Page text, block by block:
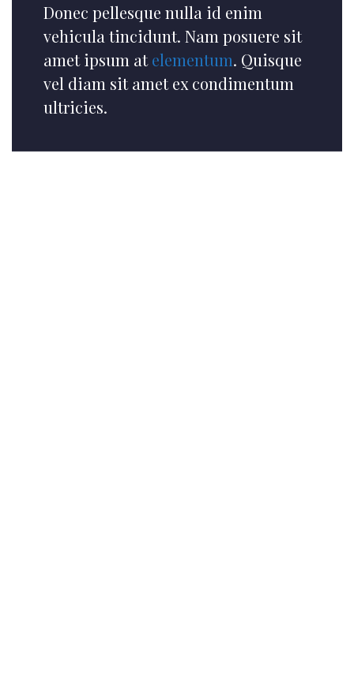
Donec pellesque nulla id enim
vehicula tincidunt. Nam posuere sit
amet ipsum atelementum. Quisque
vel diam sit amet ex condimentum
ultricies.